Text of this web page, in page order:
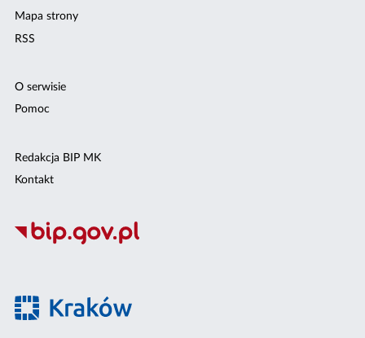
Mapa strony
RSS
O serwisie
Pomoc
Redakcja BIP MK
Kontakt